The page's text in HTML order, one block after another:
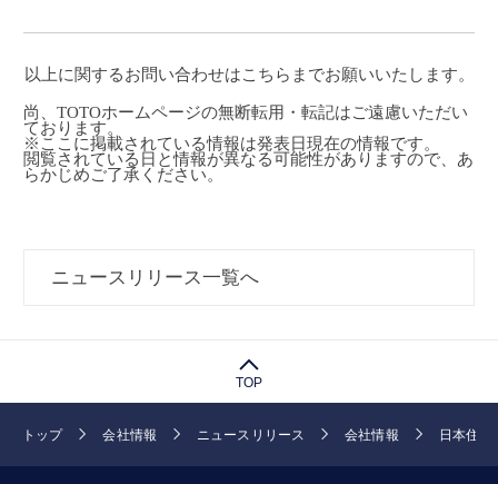
以上に関するお問い合わせはこちら までお願いいたします。
尚、TOTOホームページの無断転用・転記はご遠慮いただい
ております。
※ここに掲載されている情報は発表日現在の情報です。
閲覧されている日と情報が異なる可能性がありますので、あ
らかじめご了承ください。
ニュースリリース一覧へ
TOP
トップ 会社情報 ニュースリリース 会社情報 日本住設